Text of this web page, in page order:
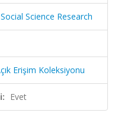
Science Research
Erişim Koleksiyonu
Evet